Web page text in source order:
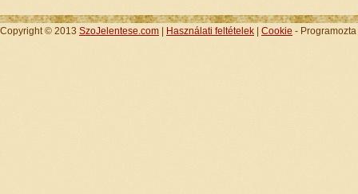
Copyright © 2013 SzoJelentese.com Használati feltételek Cookie - Programozta